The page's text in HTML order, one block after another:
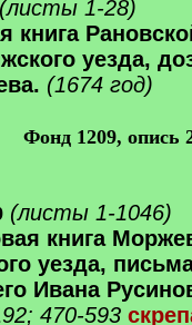
(листы 1-28)
книга
уезда,
(1674 год)
Фонд 1209, опись
(листы 1-1046)
книга
уезда,
Ивана
470-593